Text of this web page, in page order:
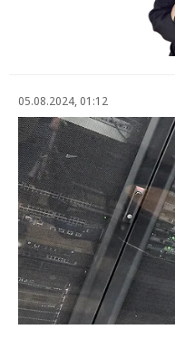
05.08.2024, 01:12